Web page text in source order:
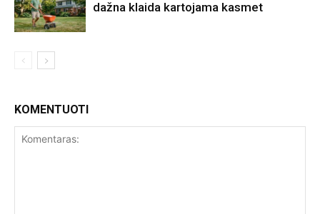
dažna klaida kartojama kasmet
KOMENTUOTI